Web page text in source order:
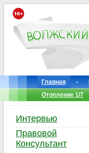
Главная
Отопление 1/7
Интервью
Правовой
Консультант